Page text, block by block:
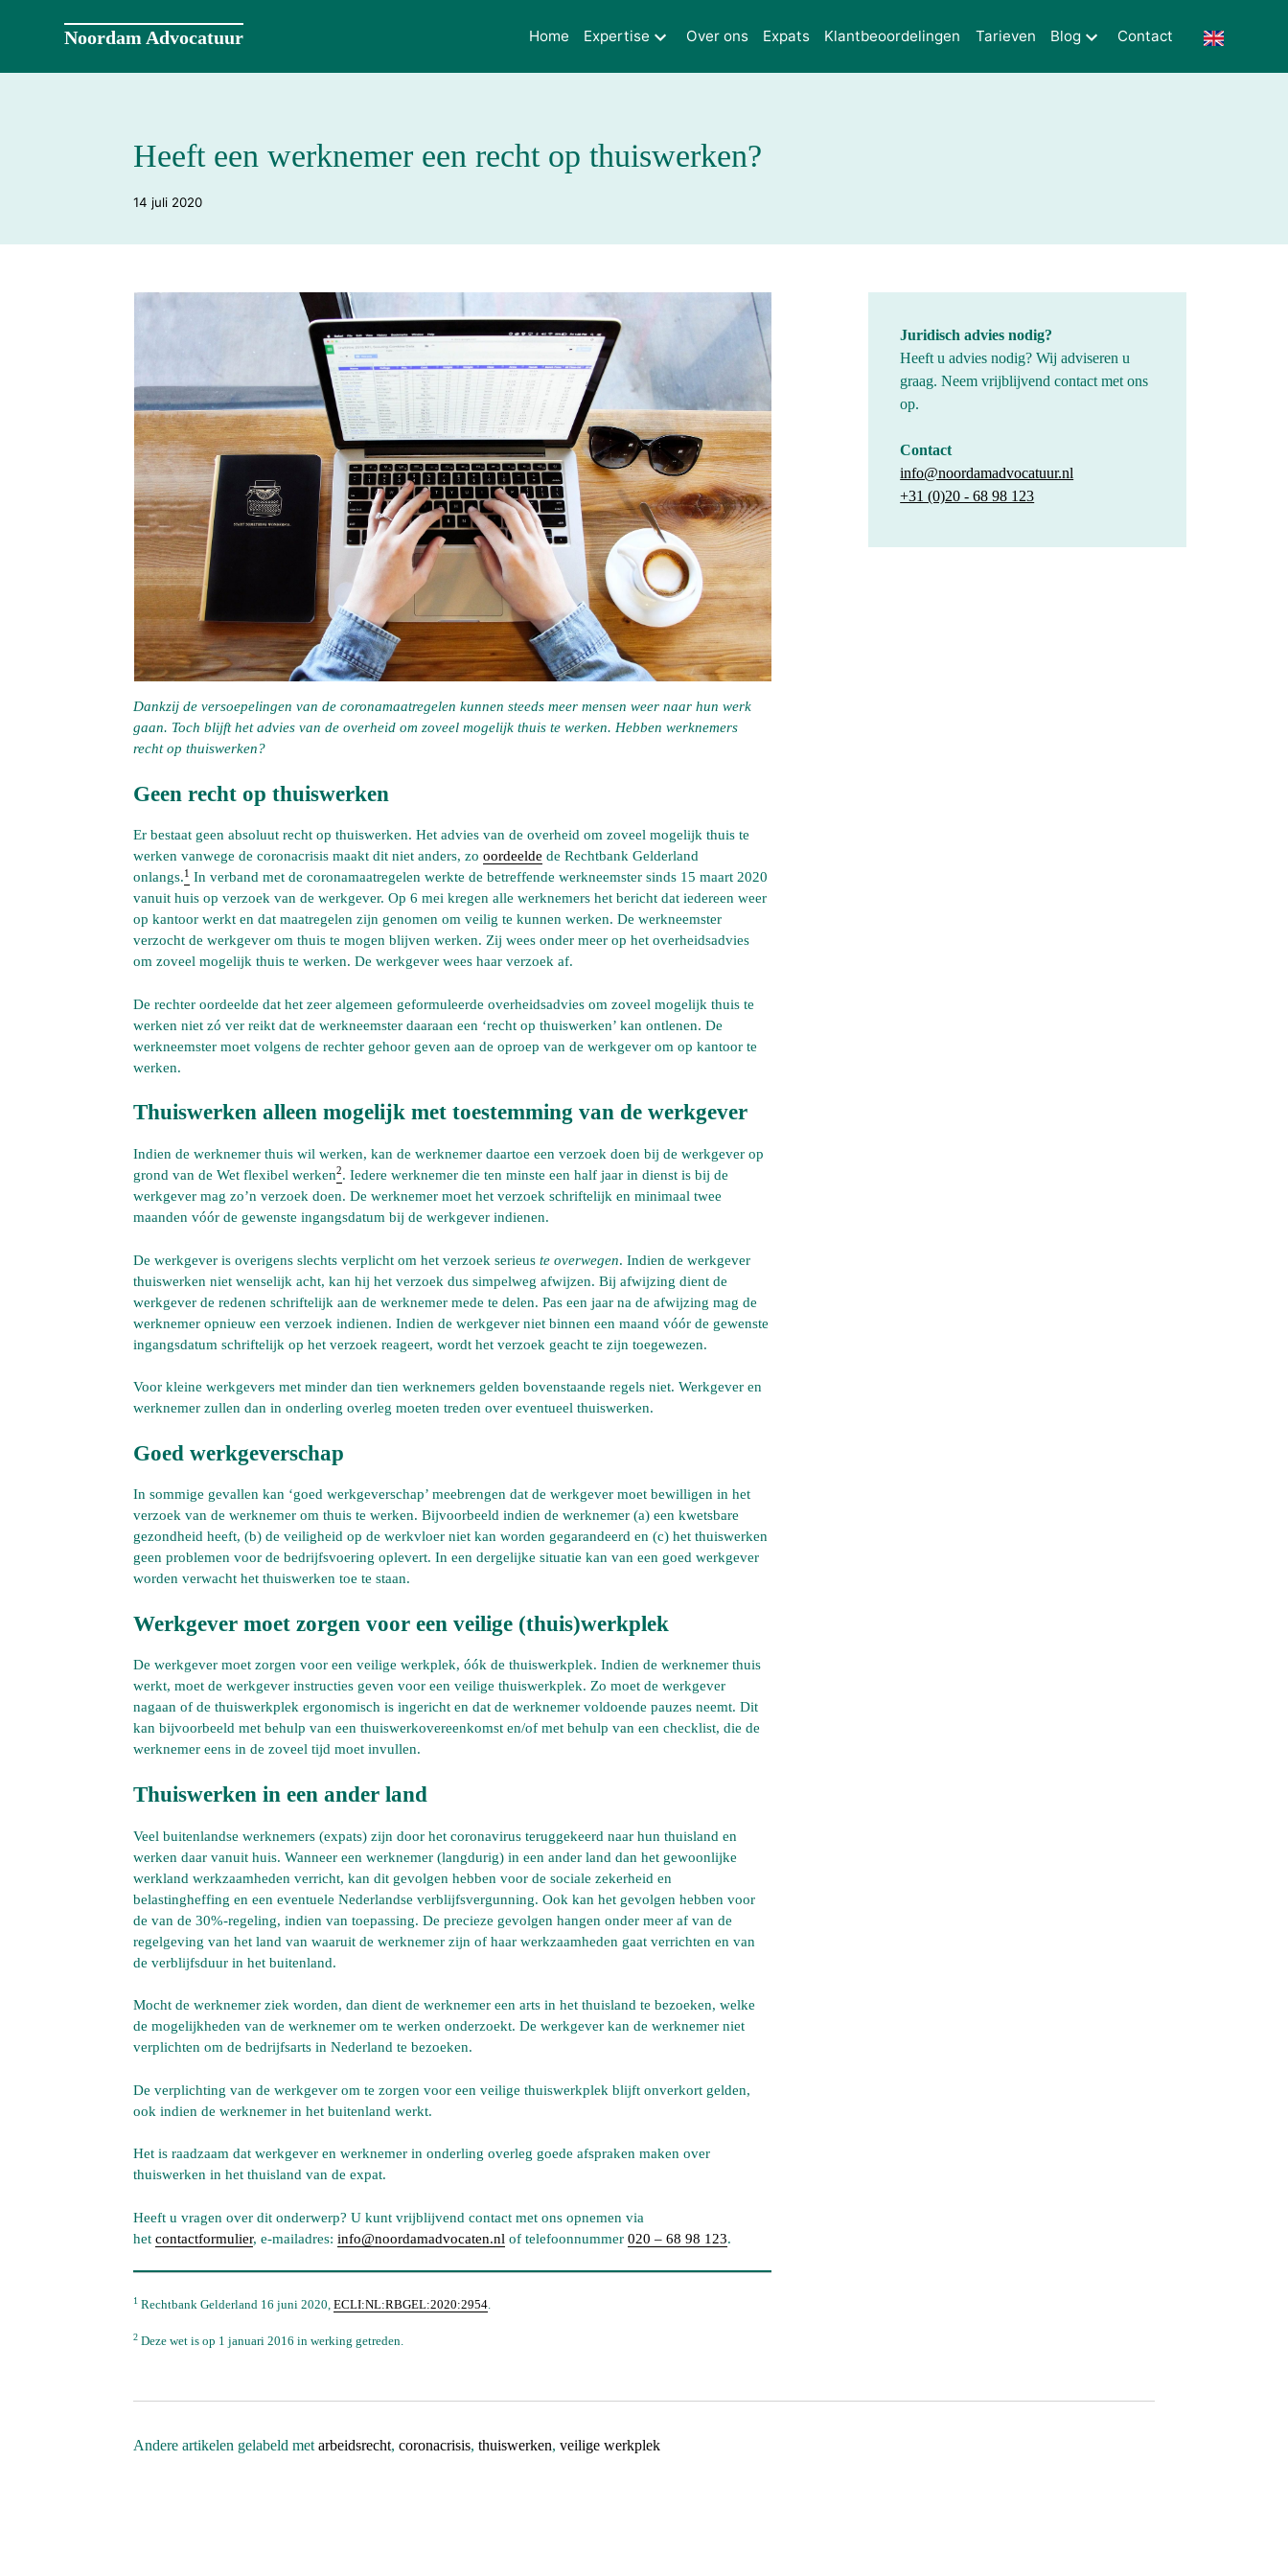
Noordam Advocatuur Home Expertise Over ons Expats Klantbeoordelingen Tarieven Blog Contact
Heeft een werknemer een recht op thuiswerken?
14 juli 2020
Dankzij de versoepelingen van de coronamaatregelen kunnen steeds meer mensen weer naar hun werk
gaan. Toch blijft het advies van de overheid om zoveel mogelijk thuis te werken. Hebben werknemers
recht op thuiswerken?
Geen recht op thuiswerken
Er bestaat geen absoluut recht op thuiswerken. Het advies van de overheid om zoveel mogelijk thuis te
werken vanwege de coronacrisis maakt dit niet anders, zooordeelde de Rechtbank Gelderland
onlangs.1 In verband met de coronamaatregelen werkte de betreffende werkneemster sinds 15 maart 2020
vanuit huis op verzoek van de werkgever. Op 6 mei kregen alle werknemers het bericht dat iedereen weer
op kantoor werkt en dat maatregelen zijn genomen om veilig te kunnen werken. De werkneemster
verzocht de werkgever om thuis te mogen blijven werken. Zij wees onder meer op het overheidsadvies
om zoveel mogelijk thuis te werken. De werkgever wees haar verzoek af.
De rechter oordeelde dat het zeer algemeen geformuleerde overheidsadvies om zoveel mogelijk thuis te
werken niet zó ver reikt dat de werkneemster daaraan een ‘recht op thuiswerken’ kan ontlenen. De
werkneemster moet volgens de rechter gehoor geven aan de oproep van de werkgever om op kantoor te
werken.
Thuiswerken alleen mogelijk met toestemming van de werkgever
Indien de werknemer thuis wil werken, kan de werknemer daartoe een verzoek doen bij de werkgever op
grond van de Wet flexibel werken2. Iedere werknemer die ten minste een half jaar in dienst is bij de
werkgever mag zo’n verzoek doen. De werknemer moet het verzoek schriftelijk en minimaal twee
maanden vóór de gewenste ingangsdatum bij de werkgever indienen.
De werkgever is overigens slechts verplicht om het verzoek serieus te overwegen. Indien de werkgever
thuiswerken niet wenselijk acht, kan hij het verzoek dus simpelweg afwijzen. Bij afwijzing dient de
werkgever de redenen schriftelijk aan de werknemer mede te delen. Pas een jaar na de afwijzing mag de
werknemer opnieuw een verzoek indienen. Indien de werkgever niet binnen een maand vóór de gewenste
ingangsdatum schriftelijk op het verzoek reageert, wordt het verzoek geacht te zijn toegewezen.
Voor kleine werkgevers met minder dan tien werknemers gelden bovenstaande regels niet. Werkgever en
werknemer zullen dan in onderling overleg moeten treden over eventueel thuiswerken.
Goed werkgeverschap
In sommige gevallen kan ‘goed werkgeverschap’ meebrengen dat de werkgever moet bewilligen in het
verzoek van de werknemer om thuis te werken. Bijvoorbeeld indien de werknemer (a) een kwetsbare
gezondheid heeft, (b) de veiligheid op de werkvloer niet kan worden gegarandeerd en (c) het thuiswerken
geen problemen voor de bedrijfsvoering oplevert. In een dergelijke situatie kan van een goed werkgever
worden verwacht het thuiswerken toe te staan.
Werkgever moet zorgen voor een veilige (thuis)werkplek
De werkgever moet zorgen voor een veilige werkplek, óók de thuiswerkplek. Indien de werknemer thuis
werkt, moet de werkgever instructies geven voor een veilige thuiswerkplek. Zo moet de werkgever
nagaan of de thuiswerkplek ergonomisch is ingericht en dat de werknemer voldoende pauzes neemt. Dit
kan bijvoorbeeld met behulp van een thuiswerkovereenkomst en/of met behulp van een checklist, die de
werknemer eens in de zoveel tijd moet invullen.
Thuiswerken in een ander land
Veel buitenlandse werknemers (expats) zijn door het coronavirus teruggekeerd naar hun thuisland en
werken daar vanuit huis. Wanneer een werknemer (langdurig) in een ander land dan het gewoonlijke
werkland werkzaamheden verricht, kan dit gevolgen hebben voor de sociale zekerheid en
belastingheffing en een eventuele Nederlandse verblijfsvergunning. Ook kan het gevolgen hebben voor
de van de 30%-regeling, indien van toepassing. De precieze gevolgen hangen onder meer af van de
regelgeving van het land van waaruit de werknemer zijn of haar werkzaamheden gaat verrichten en van
de verblijfsduur in het buitenland.
Mocht de werknemer ziek worden, dan dient de werknemer een arts in het thuisland te bezoeken, welke
de mogelijkheden van de werknemer om te werken onderzoekt. De werkgever kan de werknemer niet
verplichten om de bedrijfsarts in Nederland te bezoeken.
De verplichting van de werkgever om te zorgen voor een veilige thuiswerkplek blijft onverkort gelden,
ook indien de werknemer in het buitenland werkt.
Het is raadzaam dat werkgever en werknemer in onderling overleg goede afspraken maken over
thuiswerken in het thuisland van de expat.
Heeft u vragen over dit onderwerp? U kunt vrijblijvend contact met ons opnemen via
hetcontactformulier, e-mailadres:info@noordamadvocaten.nl of telefoonnummer020 – 68 98 123.
1 Rechtbank Gelderland 16 juni 2020,ECLI:NL:RBGEL:2020:2954
2 Deze wet is op 1 januari 2016 in werking getreden.
Juridisch advies nodig?
Heeft u advies nodig? Wij adviseren u
graag. Neem vrijblijvend contact met ons
op.
Contact
info@noordamadvocatuur.nl
+31 (0)20 - 68 98 123
Andere artikelen gelabeld metarbeidsrecht,coronacrisis,thuiswerken,veilige werkplek